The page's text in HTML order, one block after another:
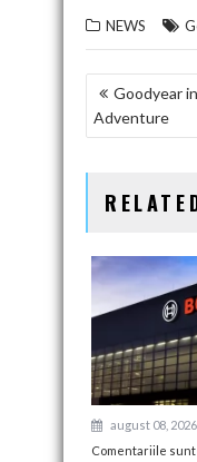
NEWS
ÎN
Goodyear
Adventure
august 08, 2026
Comentariile